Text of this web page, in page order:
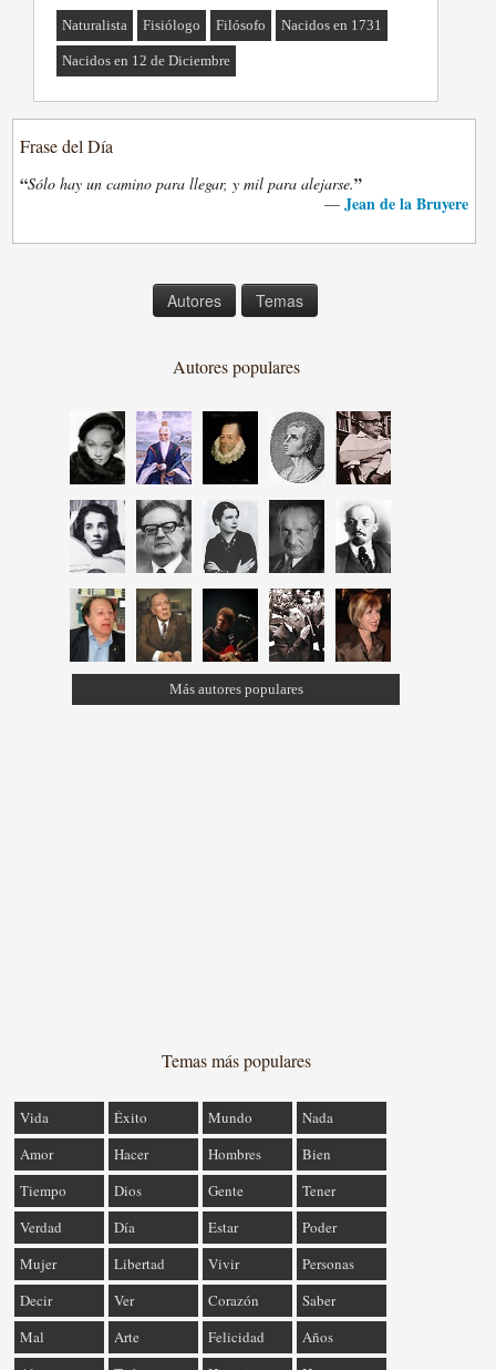
Naturalista Fisiólogo Filósofo Nacidos en 1731
Nacidos en 12 de Diciembre
Frase del Día
“Sólo hay un camino para llegar, y mil para alejarse.”
— Jean de la Bruyere
Autores Temas
Autores populares
Más autores populares
Temas más populares
Vida Éxito Mundo
Nada
Amor
Hacer Hombres
Bien
Tiempo
Dios Gente
Tener
Verdad
Día Estar
Poder
Mujer
Libertad Vivir
Personas
Decir
Ver Corazón
Saber
Mal
Arte Felicidad
Años